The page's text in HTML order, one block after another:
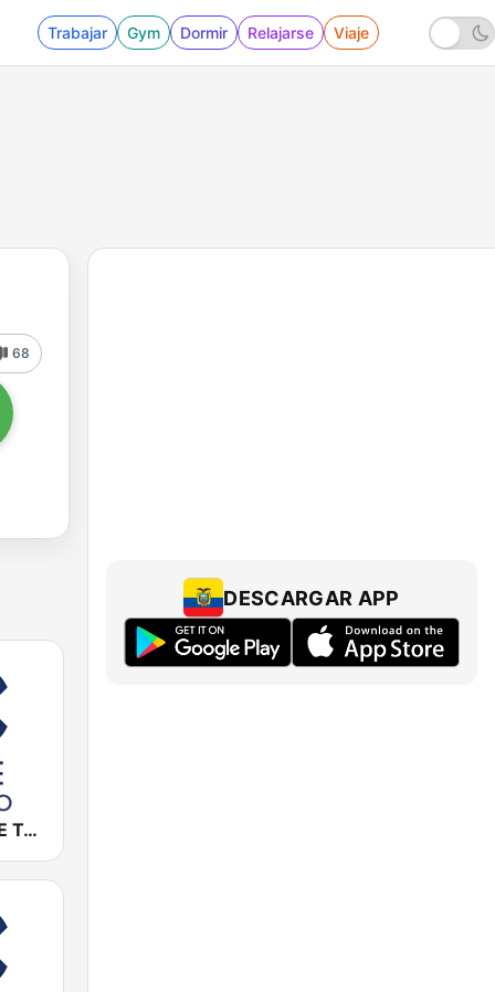
Trabajar Gym Dormir Relajarse Viaje
68
Cadena COPE Toledo
DESCARGAR APP